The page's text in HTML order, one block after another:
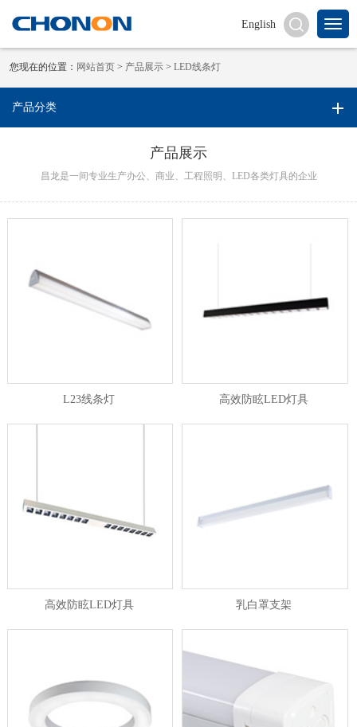
English
您现在的位置： 网站首页 > 产品展示 >LED线条灯
产品分类
产品展示
昌龙是一间专业生产办公、商业、工程照明、LED各类灯具的企业
L23线条灯 高效防眩LED灯具
高效防眩LED灯具 乳白罩支架